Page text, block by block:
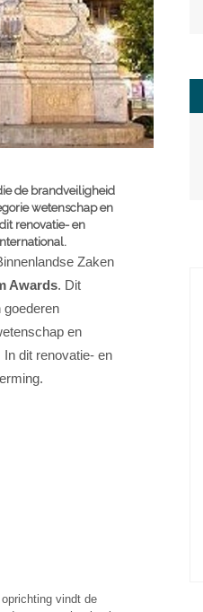
de brandveiligheid
wetenschap en
renovatie- en
Zaken
Awards. Dit
goederen
en
In dit renovatie- en
vindt de